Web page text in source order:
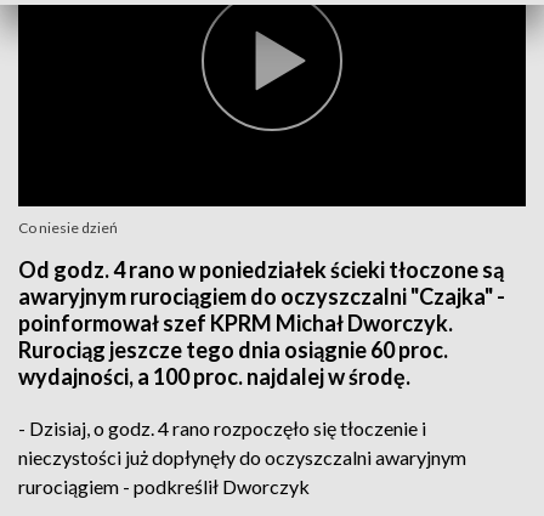
Co niesie dzień
Od godz. 4 rano w poniedziałek ścieki tłoczone są
awaryjnym rurociągiem do oczyszczalni "Czajka" -
poinformował szef KPRM Michał Dworczyk.
Rurociąg jeszcze tego dnia osiągnie 60 proc.
wydajności, a 100 proc. najdalej w środę.
- Dzisiaj, o godz. 4 rano rozpoczęło się tłoczenie i
nieczystości już dopłynęły do oczyszczalni awaryjnym
rurociągiem - podkreślił Dworczyk